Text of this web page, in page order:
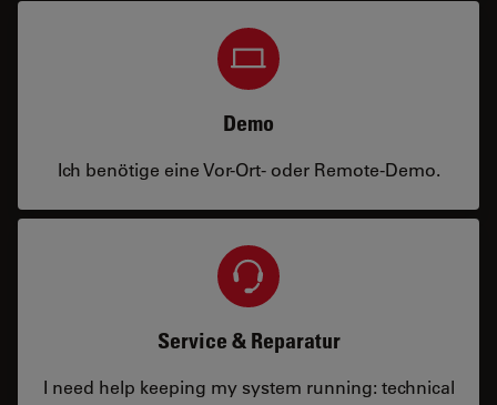
Demo
Ich benötige eine Vor-Ort- oder Remote-Demo.
Service & Reparatur
I need help keeping my system running: technical